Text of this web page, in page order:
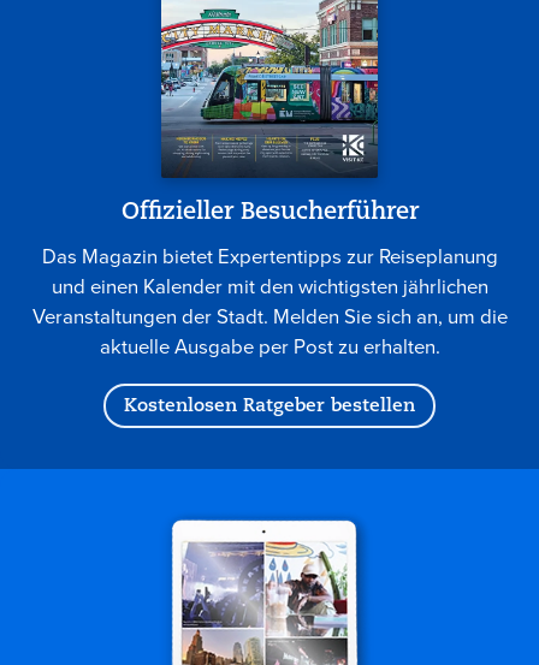
Offizieller Besucherführer
Das Magazin bietet Expertentipps zur Reiseplanung
und einen Kalender mit den wichtigsten jährlichen
Veranstaltungen der Stadt. Melden Sie sich an, um die
aktuelle Ausgabe per Post zu erhalten.
Kostenlosen Ratgeber bestellen